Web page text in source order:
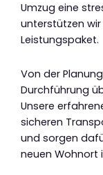
Umzug eine
unterstützen
Leistungspaket.
Von der
Durchführung
Unsere
sicheren
und sorgen
neuen Wohnort